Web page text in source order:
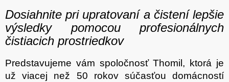
y
v
ý
p
i
s
u
Dosiahnite pri upratovaní a čistení lepšie
výsledky pomocou profesionálnych
čistiacich prostriedkov
Predstavujeme vám spoločnosť Thomil, ktorá je
už viacej než 50 rokov súčasťou domácností